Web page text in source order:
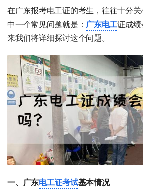
在广东报考电工证的考生，往往十分
中一个常见问题就是： 广东电工证成
来我们将详细探讨这个问题。
一、广东电工证考试基本情况